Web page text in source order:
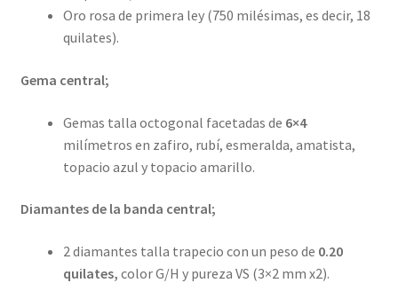
Oro rosa de primera ley (750 milésimas, es decir, 18
quilates).
Gema central;
Gemas talla octogonal facetadas de 6×4
milímetros en zafiro, rubí, esmeralda, amatista,
topacio azul y topacio amarillo.
Diamantes de la banda central;
2 diamantes talla trapecio con un peso de 0.20
quilates, color G/H y pureza VS (3×2 mm x2).